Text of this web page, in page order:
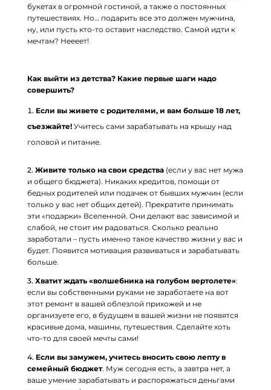
букетах в огромной гостиной, а также о постоянных
путешествиях. Но… подарить все это должен мужчина,
ну, или пусть кто-то оставит наследство. Самой идти к
мечтам? Неееет!
Как выйти из детства? Какие первые шаги надо
совершить?
Если вы живете с родителями, и вам больше 18 лет,
съезжайте!Учитесь сами зарабатывать на крышу над
головой и питание.
2. Живите только на свои средства(если у вас нет мужа
и общего бюджета). Никаких кредитов, помощи от
бедных родителей или подачек от бывших мужчин (если
только у вас нет общих детей). Прекратите принимать
эти «подарки» Вселенной. Они делают вас зависимой и
слабой, не стоит им радоваться. Сколько реально
заработали – пусть именно такое качество жизни у вас и
будет. Появится мотивация развиваться и зарабатывать
больше.
3. Хватит ждать «волшебника на голубом вертолете»:
если вы собственными руками не заработаете на вот
этот ремонт в вашей облезлой прихожей и не
организуете его, в будущем в вашей жизни не появятся
красивые дома, машины, путешествия. Сделайте хоть
что-то для своей мечты сами!
4. Если вы замужем, учитесь вносить свою лепту в
семейный бюджет. Муж сегодня есть, а завтра нет, а
ваше умение зарабатывать и распоряжаться деньгами